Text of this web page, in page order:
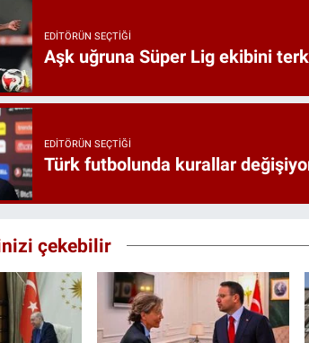
EDITÖRÜN SEÇTIĞI
Aşk uğruna Süper Lig ekibini
EDITÖRÜN SEÇTIĞI
Türk futbolunda kurallar
çekebilir